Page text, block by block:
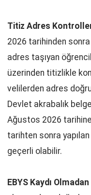
Titiz Adres
2026 tarihinden
adres taşıyan
üzerinden titizlikle
velilerden adres
Devlet akrabalık
Ağustos 2026 tarihine
tarihten sonra
geçerli olabilir.
EBYS Kaydı